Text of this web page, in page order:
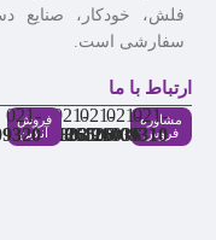
فلش، خودکار، صنایع
سفارشی است.
ارتباط با ما
مشاوره
فروش
021-
91009310
021-
86126036
021-
86126506
021-
88537803
فروش
آنلاین
021-